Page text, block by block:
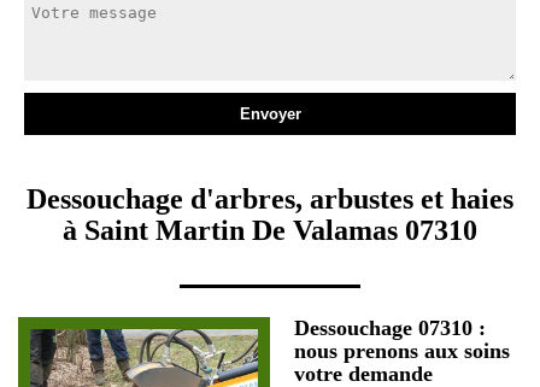
Dessouchage d'arbres, arbustes et haies
à Saint Martin De Valamas 07310
Dessouchage 07310 :
nous prenons aux soins
votre demande